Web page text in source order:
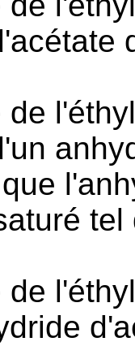
de
de